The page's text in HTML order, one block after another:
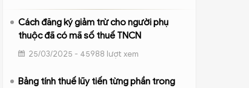
Cách đăng ký giảm trừ cho người phụ
thuộc đã có mã số thuế TNCN
25/03/2025 - 45988 lượt xem
Bảng tính thuế lũy tiến từng phần trong